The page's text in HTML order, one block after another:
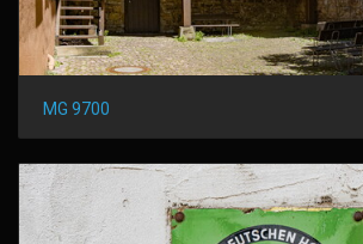
MG 9700